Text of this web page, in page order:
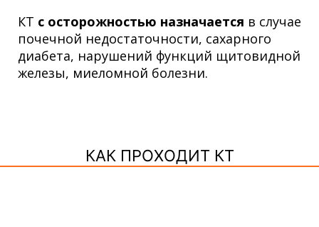
КТ с осторожностью назначается в случае
почечной недостаточности, сахарного
диабета, нарушений функций щитовидной
железы, миеломной болезни.
КАК ПРОХОДИТ КТ